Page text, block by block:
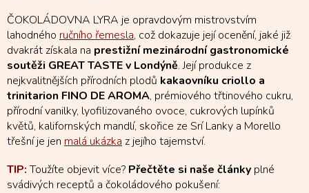
ČOKOLÁDOVNA LYRA je opravdovým mistrovstvím
lahodného ručního řemesla, což dokazuje její ocenění, jaké již
dvakrát získala na prestižní mezinárodní gastronomické
soutěži GREAT TASTE v Londýně. Její produkce z
nejkvalitnějších přírodních plodů kakaovníku criollo a
trinitarion FINO DE AROMA, prémiového třtinového cukru,
přírodní vanilky, lyofilizovaného ovoce, cukrových lupínků
květů, kalifornských mandlí, skořice ze Srí Lanky a Morello
třešní je jen malá ukázka z jejího tajemství.
TIP:Toužíte objevit více? Přečtěte si naše články plné
svádivých receptů a čokoládového pokušení: